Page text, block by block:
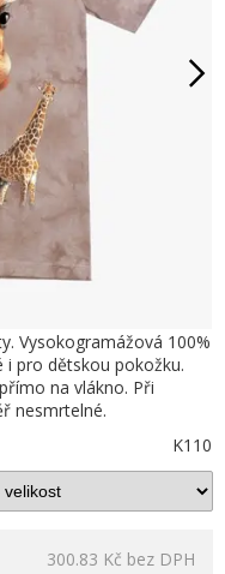
Vysokogramážová 100%
i pro dětskou pokožku.
na vlákno. Při
nesmrtelné.
K110
300.83 Kč bez DPH